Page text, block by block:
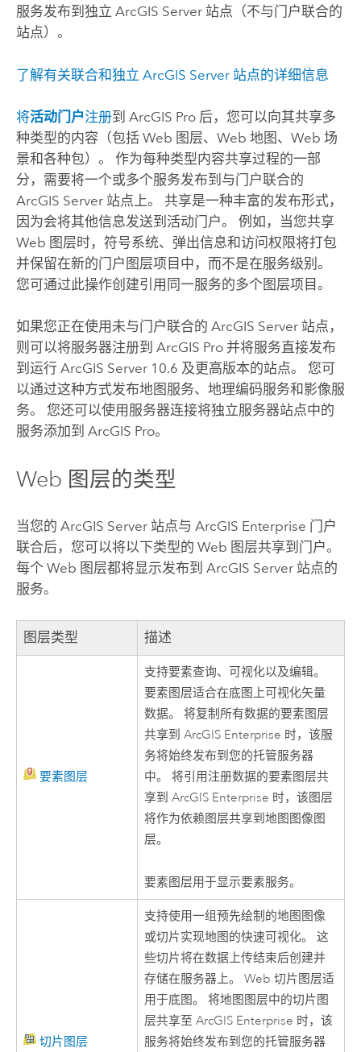
服务发布到独立 ArcGIS Server站点（不与门户联合的
站点）。
了解有关联合和独立 ArcGIS Server站点的详细信息
将活动门户注册到 ArcGIS Pro后，您可以向其共享多
种类型的内容（包括 Web 图层、Web 地图、Web 场
景和各种包）。 作为每种类型内容共享过程的一部
分，需要将一个或多个服务发布到与门户联合的
ArcGIS Server站点上。 共享是一种丰富的发布形式，
因为会将其他信息发送到活动门户。 例如，当您共享
Web 图层时，符号系统、弹出信息和访问权限将打包
并保留在新的门户图层项目中，而不是在服务级别。
您可通过此操作创建引用同一服务的多个图层项目。
如果您正在使用未与门户联合的 ArcGIS Server站点，
则可以将服务器注册到 ArcGIS Pro并将服务直接发布
到运行 ArcGIS Server10.6 及更高版本的站点。 您可
以通过这种方式发布地图服务、地理编码服务和影像服
务。 您还可以使用服务器连接将独立服务器站点中的
服务添加到 ArcGIS Pro。
Web 图层的类型
当您的 ArcGIS Server站点与 ArcGIS Enterprise 门户
联合后，您可以将以下类型的 Web 图层共享到门户。
每个 Web 图层都将显示发布到 ArcGIS Server站点的
服务。
图层类型 描述
要素图层
支持要素查询、可视化以及编辑。
要素图层适合在底图上可视化矢量
数据。 将复制所有数据的要素图层
共享到ArcGIS Enterprise 时，该服
务将始终发布到您的托管服务器
中。 将引用注册数据的要素图层共
享到ArcGIS Enterprise 时，该图层
将作为依赖图层共享到地图图像图
层。
要素图层用于显示要素服务。
切片图层
支持使用一组预先绘制的地图图像
或切片实现地图的快速可视化。 这
些切片将在数据上传结束后创建并
存储在服务器上。 Web 切片图层适
用于底图。 将地图图层中的切片图
层共享至ArcGIS Enterprise 时，该
服务将始终发布到您的托管服务器